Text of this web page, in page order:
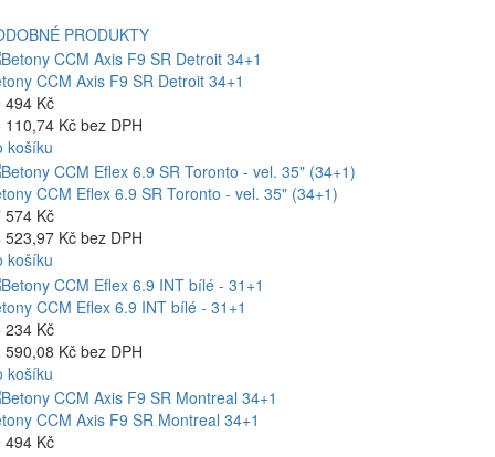
PRODUKTY
CCM Axis F9 SR Detroit 34+1
494 Kč
110,74 Kč bez DPH
košíku
CCM Eflex 6.9 SR Toronto - vel. 35" (34+1)
574 Kč
523,97 Kč bez DPH
košíku
CCM Eflex 6.9 INT bílé - 31+1
234 Kč
590,08 Kč bez DPH
košíku
CCM Axis F9 SR Montreal 34+1
494 Kč